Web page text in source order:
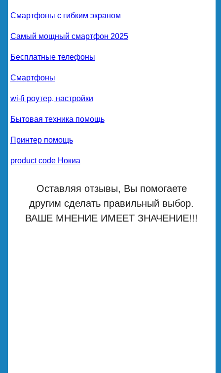
Смартфоны с гибким экраном
Самый мощный смартфон 2025
Бесплатные телефоны
Смартфоны
wi-fi роутер, настройки
Бытовая техника помощь
Принтер помощь
product code Нокиа
Оставляя отзывы, Вы помогаете
другим сделать правильный выбор.
ВАШЕ МНЕНИЕ ИМЕЕТ ЗНАЧЕНИЕ!!!